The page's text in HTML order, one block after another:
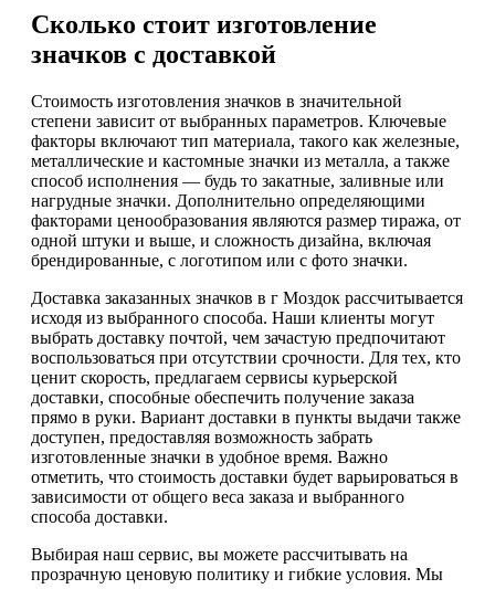
Сколько стоит изготовление
значков с доставкой
Стоимость изготовления значков в значительной
степени зависит от выбранных параметров. Ключевые
факторы включают тип материала, такого как железные,
металлические и кастомные значки из металла, а также
способ исполнения — будь то закатные, заливные или
нагрудные значки. Дополнительно определяющими
факторами ценообразования являются размер тиража, от
одной штуки и выше, и сложность дизайна, включая
брендированные, с логотипом или с фото значки.
Доставка заказанных значков в г Моздок рассчитывается
исходя из выбранного способа. Наши клиенты могут
выбрать доставку почтой, чем зачастую предпочитают
воспользоваться при отсутствии срочности. Для тех, кто
ценит скорость, предлагаем сервисы курьерской
доставки, способные обеспечить получение заказа
прямо в руки. Вариант доставки в пункты выдачи также
доступен, предоставляя возможность забрать
изготовленные значки в удобное время. Важно
отметить, что стоимость доставки будет варьироваться в
зависимости от общего веса заказа и выбранного
способа доставки.
Выбирая наш сервис, вы можете рассчитывать на
прозрачную ценовую политику и гибкие условия. Мы